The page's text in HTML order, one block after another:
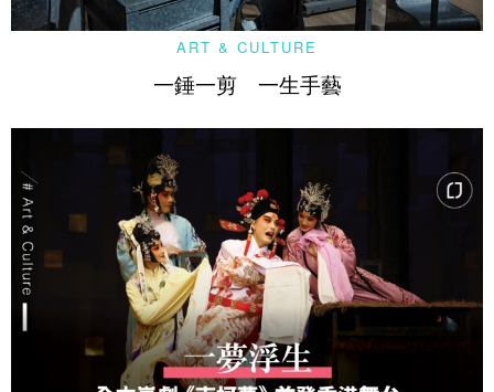
ART & CULTURE
一錘一剪 一生手藝